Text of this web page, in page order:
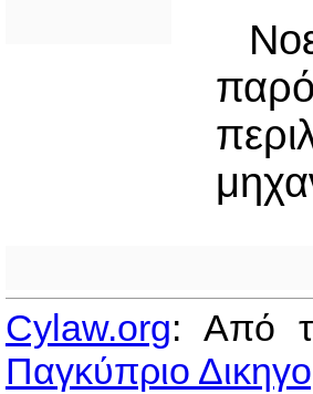
Cylaw.org: Από
Παγκύπριο